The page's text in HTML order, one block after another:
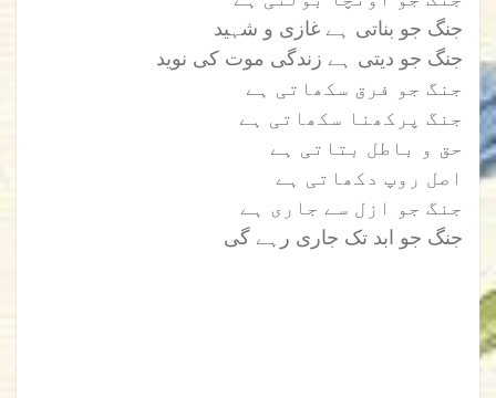
جنگ جو بناتی ہے غازی و شہید
جنگ جو دیتی ہے زندگی موت کی نوید
جنگ جو فرق سکھاتی ہے
جنگ پرکھنا سکھاتی ہے
حق و باطل بتاتی ہے
اصل روپ دکھاتی ہے
جنگ جو ازل سے جاری ہے
جنگ جو ابد تک جاری رہے گی